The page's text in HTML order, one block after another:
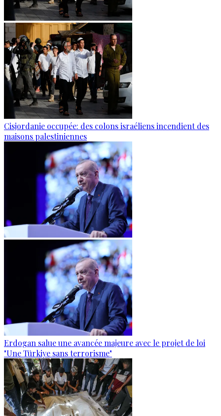
Cisjordanie occupée: des colons israéliens incendient des
maisons palestiniennes
Erdogan salue une avancée majeure avec le projet de loi
"Une Türkiye sans terrorisme"